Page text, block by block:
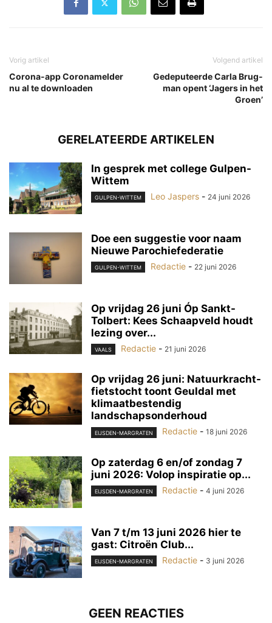
Vorig artikel
Corona-app Coronamelder
nu al te downloaden
Volgend artikel
Ge­de­pu­teer­de Car­la Brug­
man opent ‘Ja­gers in het
Groen’
GERELATEERDE ARTIKELEN
In gesprek met college Gulpen-
Wittem
GULPEN-WITTEM Leo Jaspers - 24 juni 2026
Doe een suggestie voor naam
Nieuwe Parochiefederatie
GULPEN-WITTEM Redactie - 22 juni 2026
Op vrijdag 26 juni Óp Sankt-
Tolbert: Kees Schaapveld houdt
lezing over...
VAALS Redactie - 21 juni 2026
Op vrijdag 26 juni: Natuurkracht-
fietstocht toont Geuldal met
klimaatbestendig
landschapsonderhoud
EIJSDEN-MARGRATEN Redactie - 18 juni 2026
Op zaterdag 6 en/of zondag 7
juni 2026: Volop inspiratie op...
EIJSDEN-MARGRATEN Redactie - 4 juni 2026
Van 7 t/m 13 juni 2026 hier te
gast: Citroën Club...
EIJSDEN-MARGRATEN Redactie - 3 juni 2026
GEEN REACTIES